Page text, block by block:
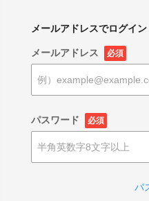
メールアドレスでログイン
メールアドレス 必須
パスワード 必須
パ